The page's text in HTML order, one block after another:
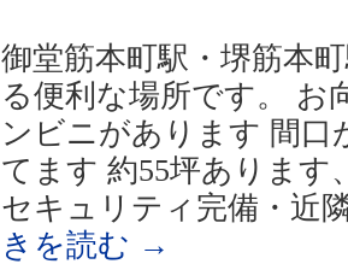
御堂筋本町駅・堺筋本
る便利な場所です。 お
ンビニがあります 間
てます 約55坪あります
セキュリティ完備・近
きを読む →